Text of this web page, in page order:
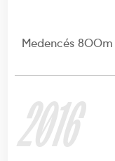
Medencés
2016